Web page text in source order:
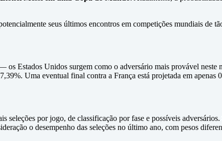
seus últimos encontros em competições mundiais de
Estados Unidos surgem como o adversário mais provável neste
Uma eventual final contra a França está projetada em apenas
por jogo, de classificação por fase e possíveis
o desempenho das seleções no último ano, com pesos